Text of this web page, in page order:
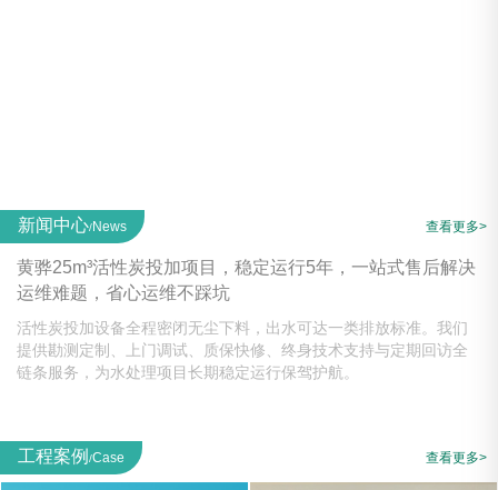
新闻中心/News 查看更多>
黄骅25m³活性炭投加项目，稳定运行5年，一站式售后解决
运维难题，省心运维不踩坑
活性炭投加设备全程密闭无尘下料，出水可达一类排放标准。我们
提供勘测定制、上门调试、质保快修、终身技术支持与定期回访全
链条服务，为水处理项目长期稳定运行保驾护航。
工程案例 /Case 查看更多>